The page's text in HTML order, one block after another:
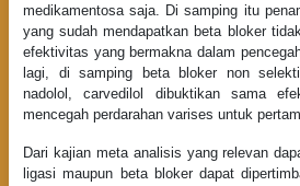
medikamentosa saja. Di samping itu
yang sudah mendapatkan beta bloker
efektivitas yang bermakna dalam
lagi, di samping beta bloker non
nadolol, carvedilol dibuktikan sama
mencegah perdarahan varises untuk
Dari kajian meta analisis yang relevan
ligasi maupun beta bloker dapat